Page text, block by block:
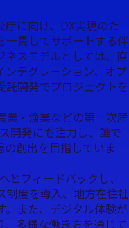
に向け、DX実現のた
一貫してサポートする伴
ネスモデルとしては、直
ンテグレーション、オプ
託開発でプロジェクトを
業・漁業などの第一次産
開発にも注力し、誰で
創出を目指していま
とフィードバックし、
制度を導入、地方在住社
。また、デジタル体験が